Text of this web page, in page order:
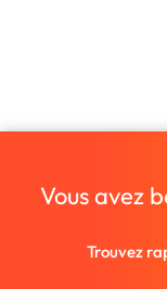
Vous avez
Trouvez